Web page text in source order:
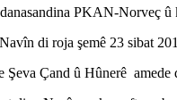
PKAN-Norveç
di roja şemê 23 sibat
Şeva Çand û Hûnerê amede